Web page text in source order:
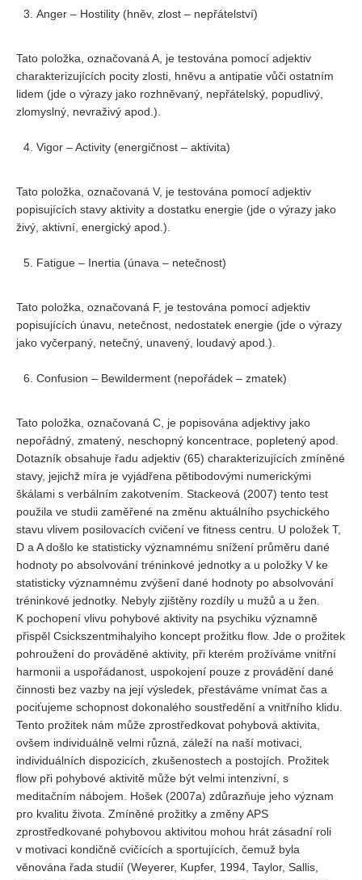
Anger – Hostility (hněv, zlost – nepřátelství)
Tato položka, označovaná A, je testována pomocí adjektiv
charakterizujících pocity zlosti, hněvu a antipatie vůči ostatním
lidem (jde o výrazy jako rozhněvaný, nepřátelský, popudlivý,
zlomyslný, nevraživý apod.).
Vigor – Activity (energičnost – aktivita)
Tato položka, označovaná V, je testována pomocí adjektiv
popisujících stavy aktivity a dostatku energie (jde o výrazy jako
živý, aktivní, energický apod.).
Fatigue – Inertia (únava – netečnost)
Tato položka, označovaná F, je testována pomocí adjektiv
popisujících únavu, netečnost, nedostatek energie (jde o výrazy
jako vyčerpaný, netečný, unavený, loudavý apod.).
Confusion – Bewilderment (nepořádek – zmatek)
Tato položka, označovaná C, je popisována adjektivy jako
nepořádný, zmatený, neschopný koncentrace, popletený apod.
Dotazník obsahuje řadu adjektiv (65) charakterizujících zmíněné
stavy, jejichž míra je vyjádřena pětibodovými numerickými
škálami s verbálním zakotvením. Stackeová (2007) tento test
použila ve studii zaměřené na změnu aktuálního psychického
stavu vlivem posilovacích cvičení ve fitness centru. U položek T,
D a A došlo ke statisticky významnému snížení průměru dané
hodnoty po absolvování tréninkové jednotky a u položky V ke
statisticky významnému zvýšení dané hodnoty po absolvování
tréninkové jednotky. Nebyly zjištěny rozdíly u mužů a u žen.
K pochopení vlivu pohybové aktivity na psychiku významně
přispěl Csickszentmihalyiho koncept prožitku flow. Jde o prožitek
pohroužení do prováděné aktivity, při kterém prožíváme vnitřní
harmonii a uspořádanost, uspokojení pouze z provádění dané
činnosti bez vazby na její výsledek, přestáváme vnímat čas a
pociťujeme schopnost dokonalého soustředění a vnitřního klidu.
Tento prožitek nám může zprostředkovat pohybová aktivita,
ovšem individuálně velmi různá, záleží na naší motivaci,
individuálních dispozicích, zkušenostech a postojích. Prožitek
flow při pohybové aktivitě může být velmi intenzivní, s
meditačním nábojem. Hošek (2007a) zdůrazňuje jeho význam
pro kvalitu života. Zmíněné prožitky a změny APS
zprostředkované pohybovou aktivitou mohou hrát zásadní roli
v motivaci kondičně cvičících a sportujících, čemuž byla
věnována řada studií (Weyerer, Kupfer, 1994, Taylor, Sallis,